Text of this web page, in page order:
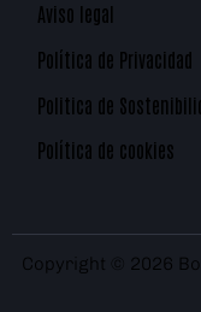
Aviso legal
Política de Privacidad
Politica de
Política de cookies
Copyright © 2026